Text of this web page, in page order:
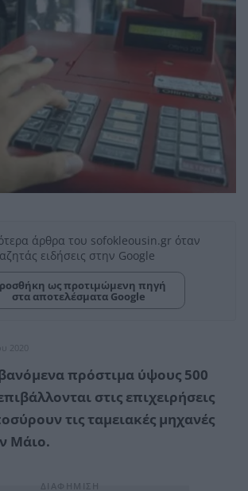
άρθρα του sofokleousin.gr όταν
ειδήσεις στην Google
ως προτιμώμενη πηγή
στα αποτελέσματα Google
2020
πρόστιμα ύψους 500
στις επιχειρήσεις
τις ταμειακές μηχανές
Μάιο.